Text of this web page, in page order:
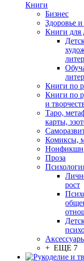
Книги
Бизнес
Здоровье
Книги для
Книги по
Книги по
и
Таро,
карты,
Комиксы,
Нонфикшн
Проза
рост
+ ЕЩЕ 7